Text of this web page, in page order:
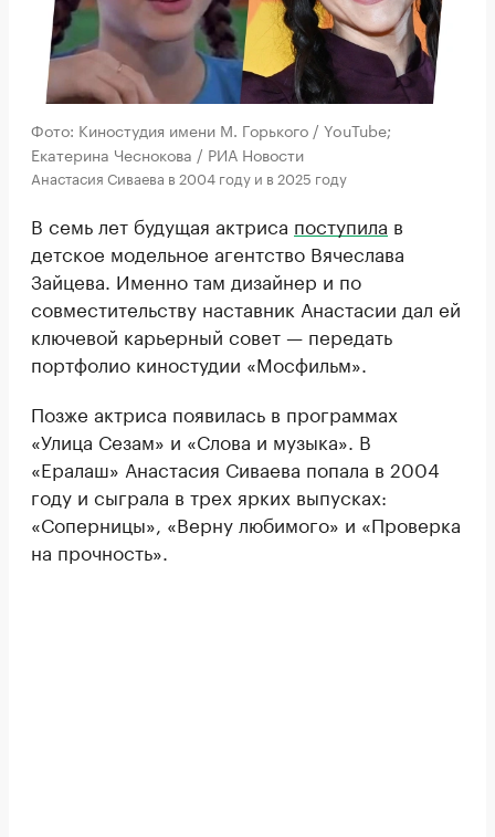
Фото: Киностудия имени М. Горького / YouTube;
Екатерина Чеснокова / РИА Новости
Анастасия Сиваева в 2004 году и в 2025 году
В семь лет будущая актриса поступила в
детское модельное агентство Вячеслава
Зайцева. Именно там дизайнер и по
совместительству наставник Анастасии дал ей
ключевой карьерный совет — передать
портфолио киностудии «Мосфильм».
Позже актриса появилась в программах
«Улица Сезам» и «Слова и музыка». В
«Ералаш» Анастасия Сиваева попала в 2004
году и сыграла в трех ярких выпусках:
«Соперницы», «Верну любимого» и «Проверка
на прочность».